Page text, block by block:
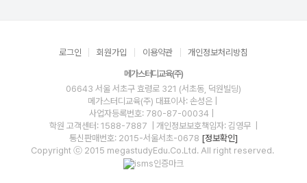
로그인 회원가입 이용약관 개인정보처리방침
메가스터디교육(주)
06643 서울 서초구 효령로 321 (서초동, 덕원빌딩)
메가스터디교육(주) 대표이사: 손성은 |
사업자등록번호: 780-87-00034
학원 고객센터: 1588-7887
| 개인정보보호책임자: 김영무
통신판매번호: 2015-서울서초-0678 [정보확인]
Copyright ⓒ 2015 megastudyEdu.Co.Ltd. All right reserved.